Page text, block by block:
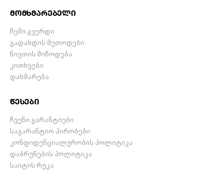
მომხმარებელი
ჩემი გვერდი
გადახდის მეთოდები
ნივთის მიწოდება
კითხვები
დახმარება
წესები
ჩვენი გარანტიები
საგარანტიო პირობები
კონფიდენციალურობის პოლიტიკა
დაბრუნების პოლიტიკა
საიტის რუკა